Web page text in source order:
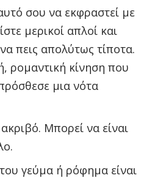
σου να εκφραστεί με
μερικοί απλοί και
πεις απολύτως τίποτα.
ρομαντική κίνηση που
μια νότα
Μπορεί να είναι
γεύμα ή ρόφημα είναι